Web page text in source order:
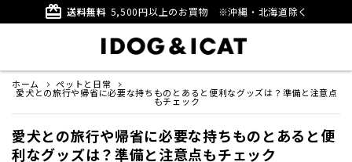
card_giftcard 送料無料 5,500円以上のお買物 ※沖縄・北海道除く
ホーム ペットと日常
愛犬との旅行や帰省に必要な持ちものとあると便利なグッズは？準備と注意点
もチェック
愛犬との旅行や帰省に必要な持ちものとあると便
利なグッズは？準備と注意点もチェック